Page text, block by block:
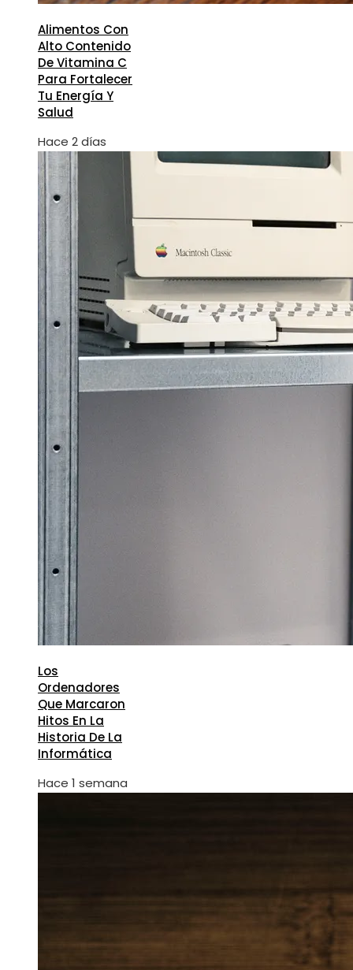
Alimentos Con
Alto Contenido
De Vitamina C
Para Fortalecer
Tu Energía Y
Salud
Hace 2 días
Los
Ordenadores
Que Marcaron
Hitos En La
Historia De La
Informática
Hace 1 semana